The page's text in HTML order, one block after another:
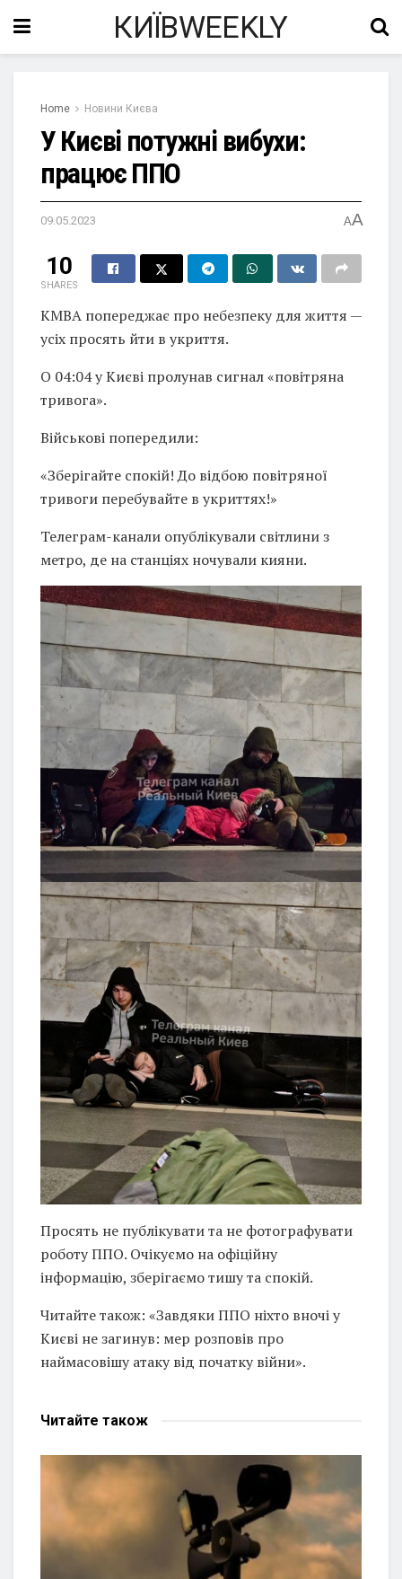
КИЇВWEEKLY
Home Новини Києва
У Києві потужні вибухи:
працює ППО
09.05.2023 AA
10
SHARES
КМВА попереджає про небезпеку для життя —
усіх просять йти в укриття.
О 04:04 у Києві пролунав сигнал «повітряна
тривога».
Військові попередили:
«Зберігайте спокій! До відбою повітряної
тривоги перебувайте в укриттях!»
Телеграм-канали опублікували світлини з
метро, де на станціях ночували кияни.
Просять не публікувати та не фотографувати
роботу ППО. Очікуємо на офіційну
інформацію, зберігаємо тишу та спокій.
Читайте також: «Завдяки ППО ніхто вночі у
Києві не загинув: мер розповів про
наймасовішу атаку від початку війни».
Читайте також